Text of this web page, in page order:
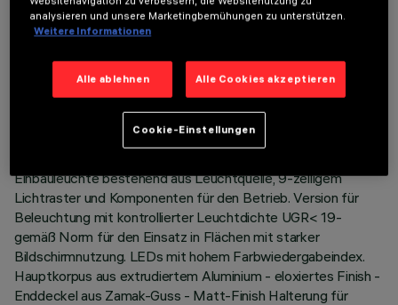
TECHNISCHE DATEN
LETZTES UPDATE: 05.08.2026
Einbauleuchte bestehend aus Leuchtquelle, 9-zelligem
Lichtraster und Komponenten für den Betrieb. Version für
Beleuchtung mit kontrollierter Leuchtdichte UGR< 19-
gemäß Norm für den Einsatz in Flächen mit starker
Bildschirmnutzung. LEDs mit hohem Farbwiedergabeindex.
Hauptkorpus aus extrudiertem Aluminium - eloxiertes Finish -
Enddeckel aus Zamak-Guss - Matt-Finish Halterung für
analysieren und unsere Marketingbemühungen zu unterstützen.
Weitere Informationen
Alle ablehnen Alle Cookies akzeptieren
Cookie-Einstellungen